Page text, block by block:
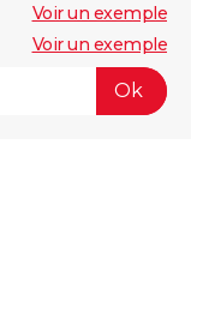
Voir un exemple
Voir un exemple